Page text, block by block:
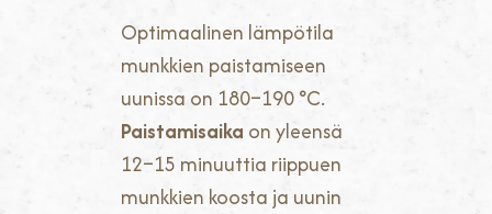
Optimaalinen lämpötila
munkkien paistamiseen
uunissa on 180–190 °C.
Paistamisaika on yleensä
12–15 minuuttia riippuen
munkkien koosta ja uunin